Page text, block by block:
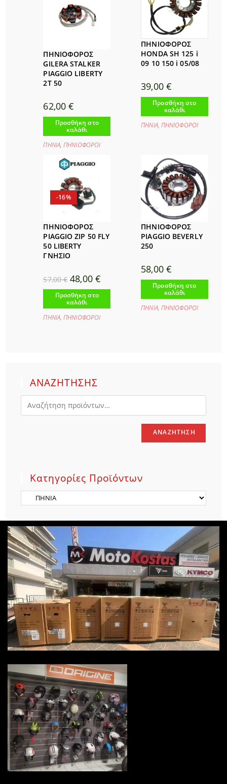
ΠΗΝΙΟΦΟΡΟΣ
GILERA STALKER
PIAGGIO LIBERTY
2Τ 50
62,00€
Προσθήκη στο
καλάθι
ΠΗΝΙΑ,ΠΗΝΙΟΦΟΡΟΙ
ΠΗΝΙΟΦΟΡΟΣ
HONDA SH 125 i
09 10 150 i 05/08
39,00 €
Προσθήκη στο
καλάθι
ΠΗΝΙΑ, ΠΗΝΙΟΦΟΡΟΙ
-16%
ΠΗΝΙΟΦΟΡΟΣ
PIAGGIO ZIP 50 FLY
50 LIBERTY
ΓΝΗΣΙΟ
57,00€ Original
price
was:
57,00 €.
48,00 €
τιμή
Προσθήκη στο
καλάθι
ΠΗΝΙΑ,ΠΗΝΙΟΦΟΡΟΙ
ΠΗΝΙΟΦΟΡΟΣ
PIAGGIO BEVERLY
250
58,00 €
Προσθήκη στο
καλάθι
ΠΗΝΙΑ, ΠΗΝΙΟΦΟΡΟΙ
ΑΝΑΖΗΤΗΣΗΣ
ΑΝΑΖΉΤΗΣΗ
Κατηγορίες Προϊόντων